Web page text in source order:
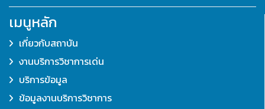
เมนูหลัก
เกี่ยวกับสถาบัน
งานบริการวิชาการเด่น
บริการข้อมูล
ข้อมูลงานบริการวิชาการ